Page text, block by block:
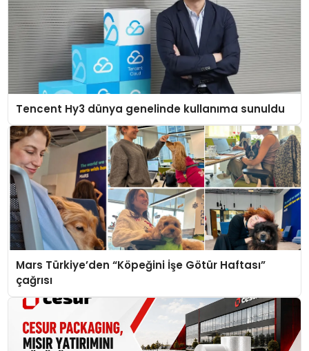
Tencent Hy3 dünya genelinde kullanıma sunuldu
Mars Türkiye’den “Köpeğini İşe Götür Haftası”
çağrısı